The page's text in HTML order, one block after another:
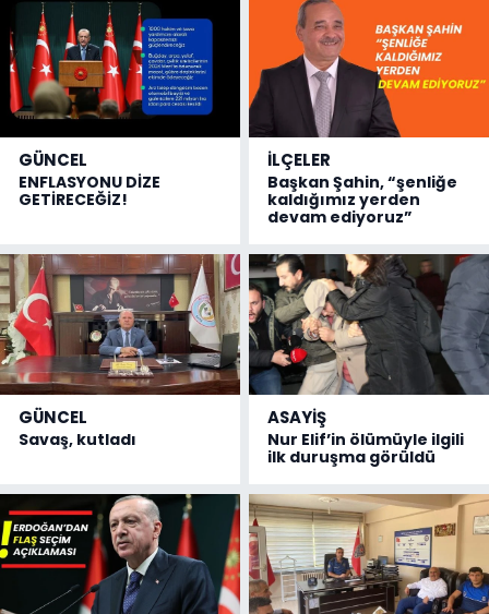
GÜNCEL
ENFLASYONU DİZE
GETİRECEĞİZ!
İLÇELER
Başkan Şahin, “şenliğe
kaldığımız yerden
devam ediyoruz”
GÜNCEL
Savaş, kutladı
ASAYİŞ
Nur Elif’in ölümüyle ilgili
ilk duruşma görüldü